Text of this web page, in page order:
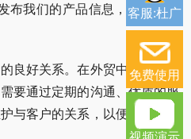
布我们的产品信息，吸引潜在
良好关系。在外贸中，客户的
要通过定期的沟通、优质的服
与客户的关系，以便在未来的
客服:杜广
免费使用